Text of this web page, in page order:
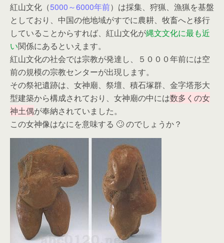
紅山文化（5000～6000年前）は採集、狩猟、漁猟を基盤
としており、中国の他地域がすでに農耕、牧畜へと移行
していることからすれば、紅山文化が縄文文化に最も近
い関係にあるといえます。
紅山文化の社会では宗教が発達し、５０００年前には空
前の規模の宗教センターが出現します。
その祭祀遺跡は、女神廟、祭壇、積石塚群、金字塔形大
型建築から構成されており、女神廟の中には数多くの女
神土偶が奉納されていました。
この女神像はなにを意味する 🙄 のでしょうか？